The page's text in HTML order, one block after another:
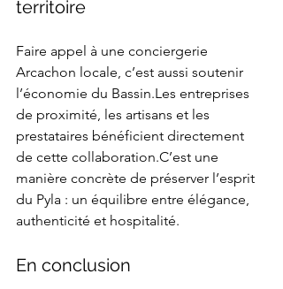
territoire
Faire appel à une conciergerie
Arcachon locale, c’est aussi soutenir
l’économie du Bassin.Les entreprises
de proximité, les artisans et les
prestataires bénéficient directement
de cette collaboration.C’est une
manière concrète de préserver l’esprit
du Pyla : un équilibre entre élégance,
authenticité et hospitalité.
En conclusion